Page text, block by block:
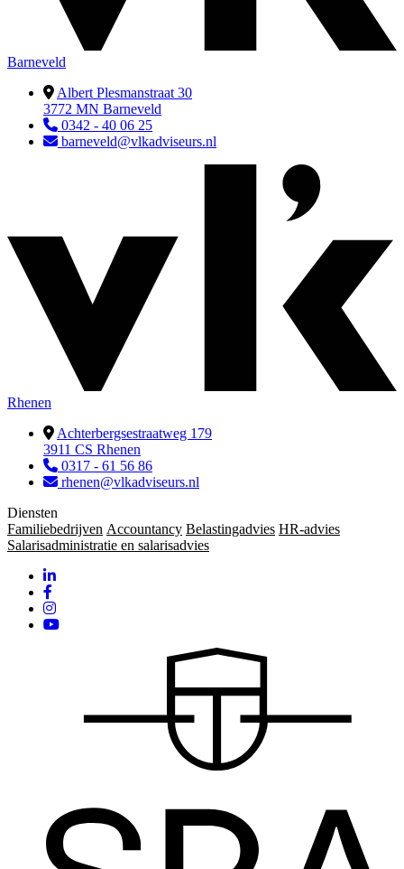
Barneveld
Albert Plesmanstraat 30
3772 MN Barneveld
0342 - 40 06 25
barneveld@vlkadviseurs.nl
Rhenen
Achterbergsestraatweg 179
3911 CS Rhenen
0317 - 61 56 86
rhenen@vlkadviseurs.nl
Diensten
Familiebedrijven Accountancy Belastingadvies HR-advies
Salarisadministratie en salarisadvies